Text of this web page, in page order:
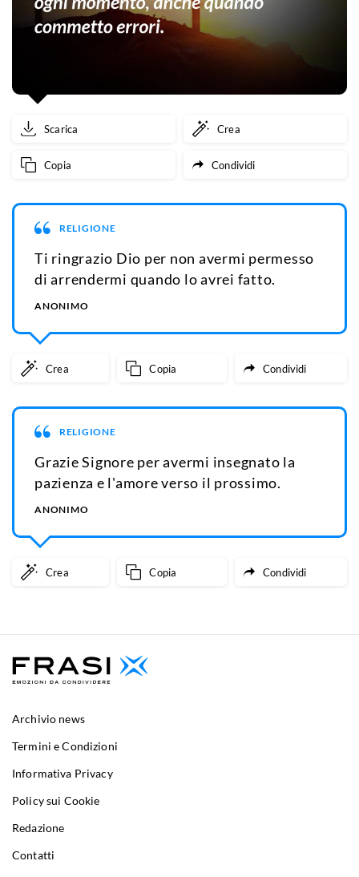
Scarica Crea
Copia Condividi
RELIGIONE
Ti ringrazio Dio per non avermi permesso
di arrendermi quando lo avrei fatto.
ANONIMO
Crea Copia Condividi
RELIGIONE
Grazie Signore per avermi insegnato la
pazienza e l'amore verso il prossimo.
ANONIMO
Crea Copia Condividi
Archivio news
Termini e Condizioni
Informativa Privacy
Policy sui Cookie
Redazione
Contatti